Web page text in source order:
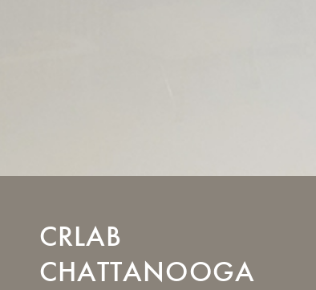
CRLAB
CHATTANOOGA